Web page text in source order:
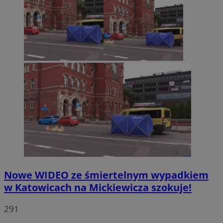
Nowe WIDEO ze śmiertelnym wypadkiem
w Katowicach na Mickiewicza szokuje!
291